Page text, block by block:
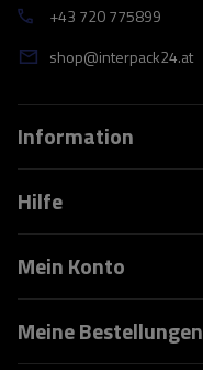
+43 720 775899
shop@interpack24.at
Information
Hilfe
Mein Konto
Meine Bestellungen